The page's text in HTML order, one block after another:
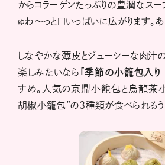
からコラーゲンたっぷりの豊潤なス
ゅわ～っと口いっぱいに広がります。
しなやかな薄皮とジューシーな肉汁
楽しみたいなら
「季節の小籠包入り
すめ。人気の京鼎小籠包と烏龍茶
胡椒小籠包”の3種類が食べられるう